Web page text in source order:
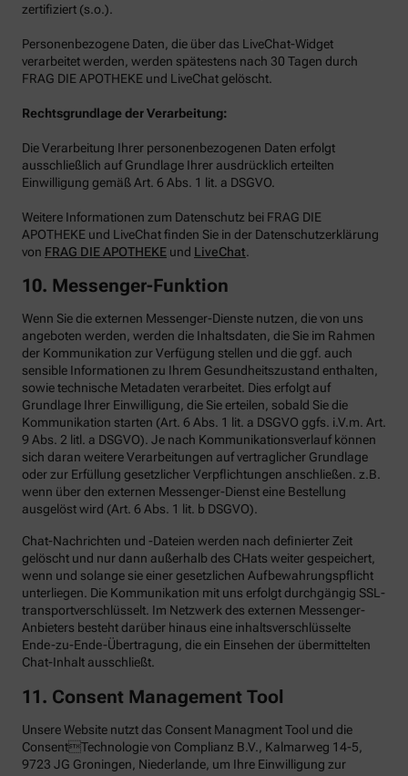
zertifiziert (s.o.).
Personenbezogene Daten, die über das LiveChat-Widget
verarbeitet werden, werden spätestens nach 30 Tagen durch
FRAG DIE APOTHEKE und LiveChat gelöscht.
Rechtsgrundlage der Verarbeitung:
Die Verarbeitung Ihrer personenbezogenen Daten erfolgt
ausschließlich auf Grundlage Ihrer ausdrücklich erteilten
Einwilligung gemäß Art. 6 Abs. 1 lit. a DSGVO.
Weitere Informationen zum Datenschutz bei FRAG DIE
APOTHEKE und LiveChat finden Sie in der Datenschutzerklärung
von FRAG DIE APOTHEKE und LiveChat
10. Messenger-Funktion
Wenn Sie die externen Messenger-Dienste nutzen, die von uns
angeboten werden, werden die Inhaltsdaten, die Sie im Rahmen
der Kommunikation zur Verfügung stellen und die ggf. auch
sensible Informationen zu Ihrem Gesundheitszustand enthalten,
sowie technische Metadaten verarbeitet. Dies erfolgt auf
Grundlage Ihrer Einwilligung, die Sie erteilen, sobald Sie die
Kommunikation starten (Art. 6 Abs. 1 lit. a DSGVO ggfs. i.V.m. Art.
9 Abs. 2 litl. a DSGVO). Je nach Kommunikationsverlauf können
sich daran weitere Verarbeitungen auf vertraglicher Grundlage
oder zur Erfüllung gesetzlicher Verpflichtungen anschließen. z.B.
wenn über den externen Messenger-Dienst eine Bestellung
ausgelöst wird (Art. 6 Abs. 1 lit. b DSGVO).
Chat-Nachrichten und -Dateien werden nach definierter Zeit
gelöscht und nur dann außerhalb des CHats weiter gespeichert,
wenn und solange sie einer gesetzlichen Aufbewahrungspflicht
unterliegen. Die Kommunikation mit uns erfolgt durchgängig SSL-
transportverschlüsselt. Im Netzwerk des externen Messenger-
Anbieters besteht darüber hinaus eine inhaltsverschlüsselte
Ende-zu-Ende-Übertragung, die ein Einsehen der übermittelten
Chat-Inhalt ausschließt.
11. Consent Management Tool
Unsere Website nutzt das Consent Managment Tool und die
ConsentTechnologie von Complianz B.V., Kalmarweg 14-5,
9723 JG Groningen, Niederlande, um Ihre Einwilligung zur